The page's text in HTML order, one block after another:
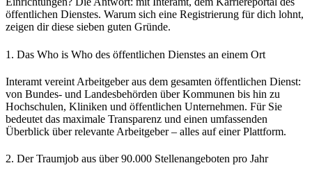
öffentlichen Dienstes. Warum sich eine Registrierung für dich lohnt,
zeigen dir diese sieben guten Gründe.
1. Das Who is Who des öffentlichen Dienstes an einem Ort
Interamt vereint Arbeitgeber aus dem gesamten öffentlichen Dienst:
von Bundes- und Landesbehörden über Kommunen bis hin zu
Hochschulen, Kliniken und öffentlichen Unternehmen. Für Sie
bedeutet das maximale Transparenz und einen umfassenden
Überblick über relevante Arbeitgeber – alles auf einer Plattform.
2. Der Traumjob aus über 90.000 Stellenangeboten pro Jahr